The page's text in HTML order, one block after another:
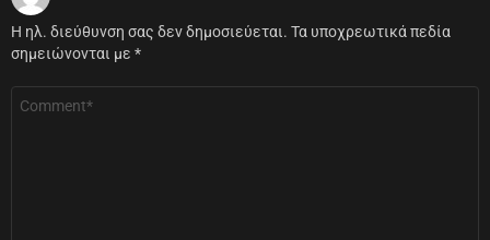
Η ηλ. διεύθυνση σας δεν δημοσιεύεται. Τα υποχρεωτικά πεδία
σημειώνονται με *
Σχόλιο